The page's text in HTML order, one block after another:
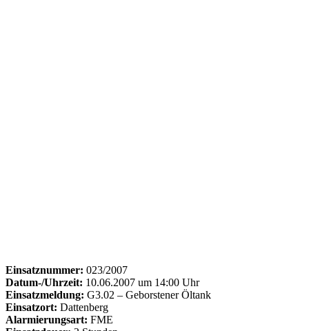
Einsatznummer: 023/2007
Datum-/Uhrzeit: 10.06.2007 um 14:00 Uhr
Einsatzmeldung: G3.02 – Geborstener Öltank
Einsatzort: Dattenberg
Alarmierungsart: FME